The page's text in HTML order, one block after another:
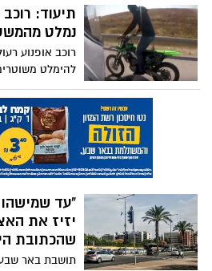
לחייו, תושב
להימלט ולדרוס
והועבר לחקירה
תיעוד: רוכב
נמלט
רוכב אופנוע
להימלט
ובמהלך
לחקירה ויובא
מהדרום הפרוע
"עד
יזיז את
שהכתובת
תושבת באר